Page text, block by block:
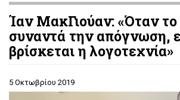
Ίαν ΜακΓιούαν: «Όταν το
συναντά την απόγνωση,
βρίσκεται η λογοτεχνία»
5 Οκτωβρίου 2019